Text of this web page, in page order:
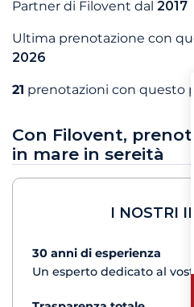
Partner di Filovent dal 2017
Ultima prenotazione con
2026
21 prenotazioni con questo
Con Filovent,
in mare in sereità
I NOSTRI
30 anni di esperienza
Un esperto dedicato al